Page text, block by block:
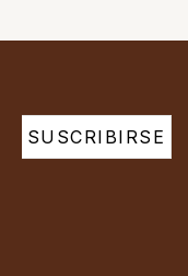
SUSCRIBIRSE